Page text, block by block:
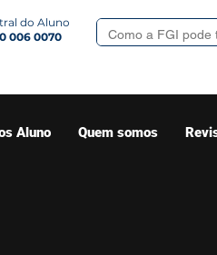
do Aluno
006 0070
Aluno Quem somos